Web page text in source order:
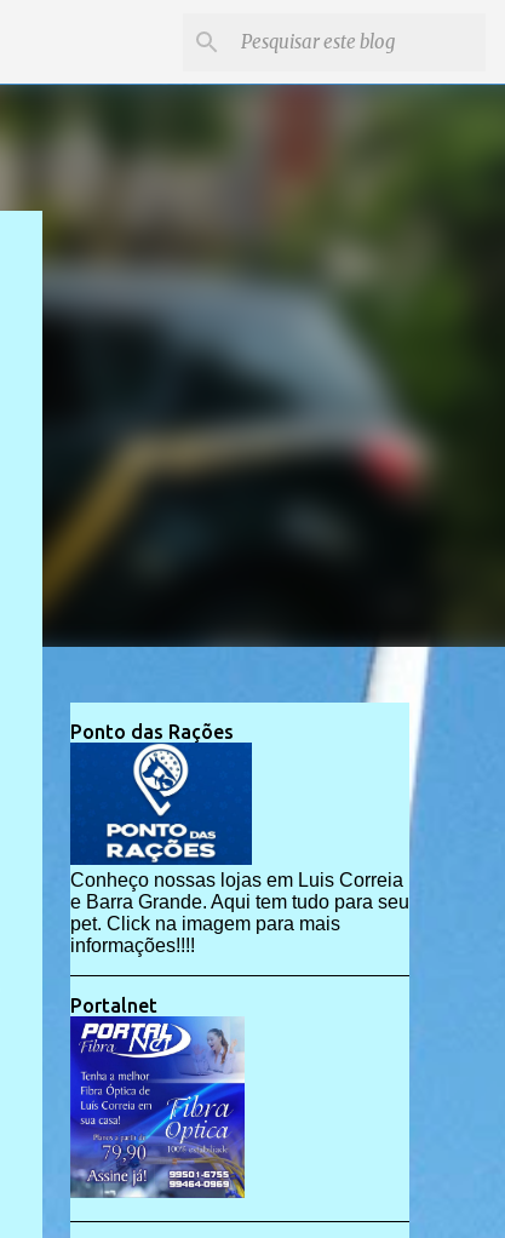
Ponto das Rações
Conheço nossas lojas em Luis Correia
e Barra Grande. Aqui tem tudo para seu
pet. Click na imagem para mais
informações!!!!
Portalnet